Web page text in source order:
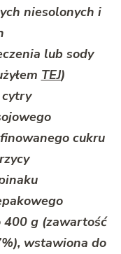
niesolonych i
lub sody
TEJ)
cukru
400 g (zawartość
wstawiona do